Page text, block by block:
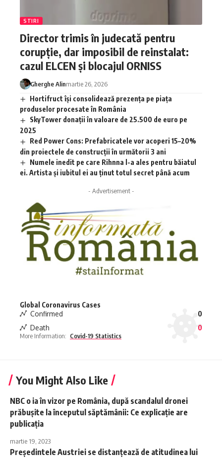
STIRI
Director trimis în judecată pentru
corupție, dar imposibil de reinstalat:
cazul ELCEN și blocajul ORNISS
Gherghe Alinmartie 26, 2026
Hortifruct își consolidează prezența pe piața
produselor procesate în România
SkyTower donații în valoare de 25.500 de euro pe
2025
Red Power Cons: Prefabricatele vor acoperi 15–20%
din proiectele de construcții în următorii 3 ani
Numele inedit pe care Rihnna l-a ales pentru băiatul
ei. Artista și iubitul ei au ținut totul secret până acum
- Advertisement -
Global Coronavirus Cases
Confirmed
0
Death
0
More Information: Covid-19 Statistics
You Might Also Like
NBC o ia în vizor pe România, după scandalul dronei
prăbușite la începutul săptămânii: Ce explicație are
publicația
martie 19, 2023
Preşedintele Austriei se distanțează de atitudinea lui